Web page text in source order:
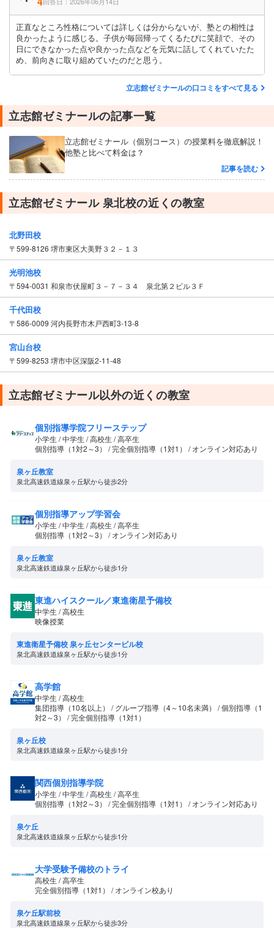
正直なところ性格については詳しくは分からないが、塾との相性は
良かったように感じる。子供が毎回帰ってくるたびに笑顔で、その
日にできなかった点や良かった点などを元気に話してくれていたた
め、前向きに取り組めていたのだと思う。
立志館ゼミナールの口コミをすべて見る
立志館ゼミナールの記事一覧
立志館ゼミナール（個別コース）の授業料を徹底解説！
他塾と比べて料金は？
記事を読む
立志館ゼミナール 泉北校の近くの教室
北野田校
〒599-8126 堺市東区大美野３２－１３
光明池校
〒594-0031 和泉市伏屋町３－７－３４ 泉北第２ビル３Ｆ
千代田校
〒586-0009 河内長野市木戸西町3-13-8
宮山台校
〒599-8253 堺市中区深阪2-11-48
立志館ゼミナール以外の近くの教室
個別指導学院フリーステップ
小学生 / 中学生 / 高校生 / 高卒生
個別指導（1対2～3） / 完全個別指導（1対1） / オンライン対応あり
泉ヶ丘教室
泉北高速鉄道線泉ヶ丘駅から徒歩2分
個別指導アップ学習会
小学生 / 中学生 / 高校生 / 高卒生
個別指導（1対2～3） / オンライン対応あり
泉ヶ丘教室
泉北高速鉄道線泉ヶ丘駅から徒歩1分
東進ハイスクール／東進衛星予備校
中学生 / 高校生
映像授業
東進衛星予備校 泉ヶ丘センタービル校
泉北高速鉄道線泉ヶ丘駅から徒歩1分
高学館
中学生 / 高校生
集団指導（10名以上） / グループ指導（4～10名未満） / 個別指導（1
対2～3） / 完全個別指導（1対1）
泉ヶ丘校
泉北高速鉄道線泉ヶ丘駅から徒歩1分
関西個別指導学院
小学生 / 中学生 / 高校生 / 高卒生
個別指導（1対2～3） / 完全個別指導（1対1） / オンライン対応あり
泉ケ丘
泉北高速鉄道線泉ヶ丘駅から徒歩1分
大学受験予備校のトライ
高校生 / 高卒生
完全個別指導（1対1） / オンライン校あり
泉ケ丘駅前校
泉北高速鉄道線泉ヶ丘駅から徒歩3分